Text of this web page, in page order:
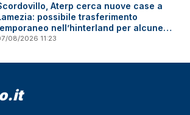
Aterp cerca nuove case a
possibile trasferimento
nell’hinterland per alcune
08/2026 11:23